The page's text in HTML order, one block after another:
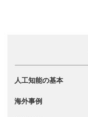
人工知能の基本
海外事例